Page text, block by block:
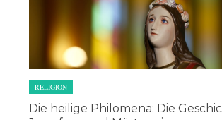
RELIGION
Die heilige Philomena: Die